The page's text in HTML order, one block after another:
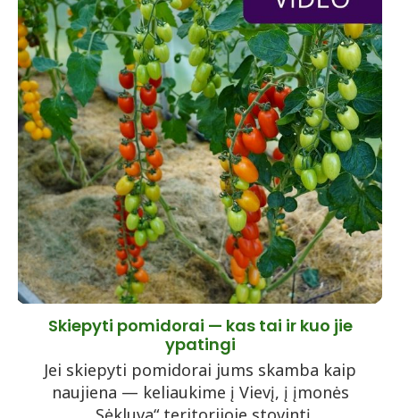
Skiepyti pomidorai — kas tai ir kuo jie
ypatingi
Jei skiepyti pomidorai jums skamba kaip
naujiena — keliaukime į Vievį, į įmonės